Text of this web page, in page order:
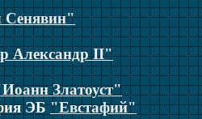
Александр II"
Златоуст"
ЭБ"Евстафий"